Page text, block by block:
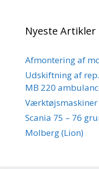
Nyeste Artikler
Afmontering af
Udskiftning af
MB 220
Værktøjsmaskiner
Scania 75 – 76
Molberg (Lion)